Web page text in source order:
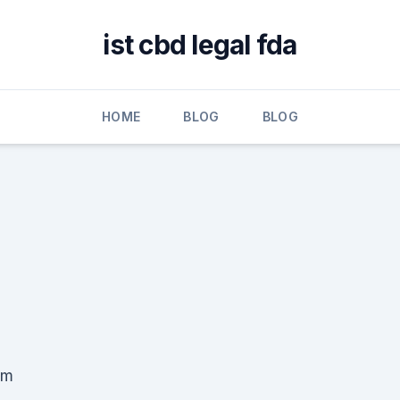
ist cbd legal fda
HOME BLOG BLOG